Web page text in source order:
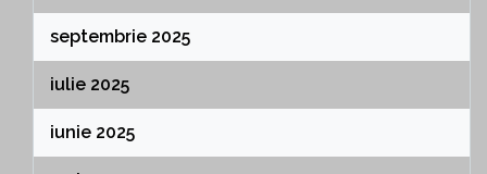
septembrie 2025
iulie 2025
iunie 2025